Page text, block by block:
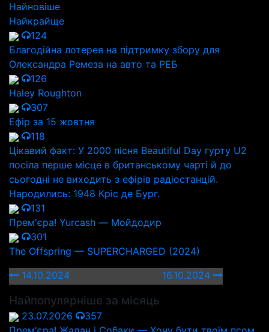
Найновіше
Найкрайще
124
Благодійна лотерея на підтримку збору для
Олександра Ремеза на авто та РЕБ
126
Haley Roughton
307
Ефір за 15 жовтня
118
Цікавий факт: У 2000 пісня Beautiful Day гурту U2
посіла перше місце в британському чарті й до
сьогодні не виходить з ефірів радіостанцій.
Народились: 1948 Кріс де Бург.
131
Прем'єра! Yurcash — Мойдодир
301
The Offspring — SUPERCHARGED (2024)
14.10.2024
16.10.2024
Найпопулярніше за місяць
23.07.2026
357